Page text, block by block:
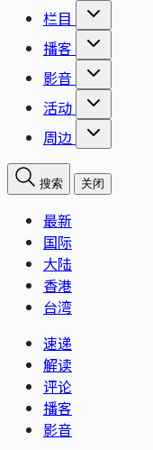
栏目
播客
影音
活动
周边
搜索 关闭
最新
国际
大陆
香港
台湾
速递
解读
评论
播客
影音